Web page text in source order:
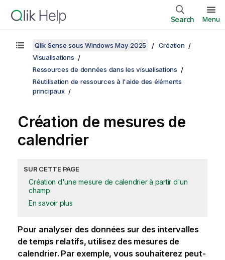
Search Menu
Qlik Sense sous Windows May 2025
Création
Visualisations
Ressources de données dans les visualisations
Réutilisation de ressources à l'aide des éléments
principaux
Création de mesures de
calendrier
SUR CETTE PAGE
Création d'une mesure de calendrier à partir d'un
champ
En savoir plus
Pour analyser des données sur des intervalles
de temps relatifs, utilisez des mesures de
calendrier. Par exemple, vous souhaiterez peut-